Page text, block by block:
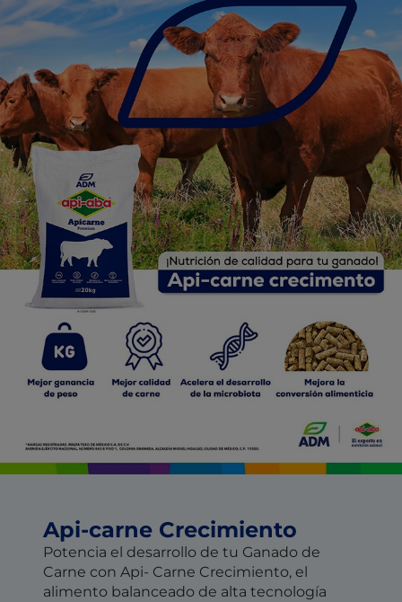
Api-carne Crecimiento
Potencia el desarrollo de tu Ganado de
Carne con Api- Carne Crecimiento, el
alimento balanceado de alta tecnología